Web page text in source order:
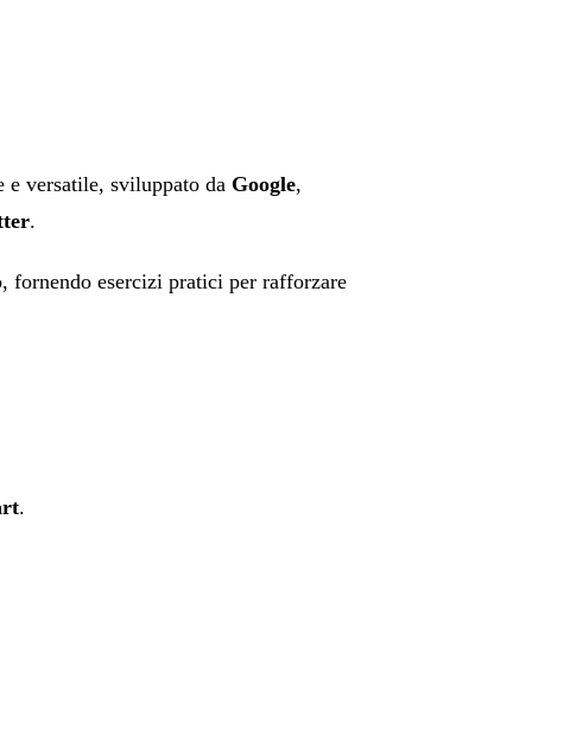
versatile, sviluppato da Google,
.
fornendo esercizi pratici per rafforzare
.